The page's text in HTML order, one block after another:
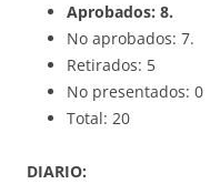
Aprobados: 8.
No aprobados: 7.
Retirados: 5
No presentados: 0
Total: 20
DIARIO: